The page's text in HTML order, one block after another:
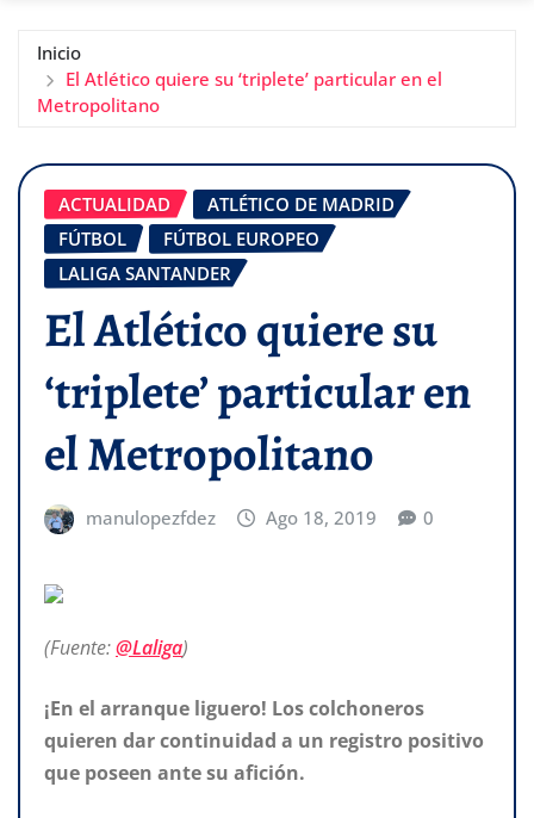
Inicio
El Atlético quiere su ‘triplete’ particular en el
Metropolitano
ACTUALIDAD
ATLÉTICO DE MADRID
FÚTBOL
FÚTBOL EUROPEO
LALIGA SANTANDER
El Atlético quiere su
‘triplete’ particular en
el Metropolitano
manulopezfdez Ago 18, 2019 0
(Fuente:@Laliga)
¡En el arranque liguero! Los colchoneros
quieren dar continuidad a un registro positivo
que poseen ante su afición.